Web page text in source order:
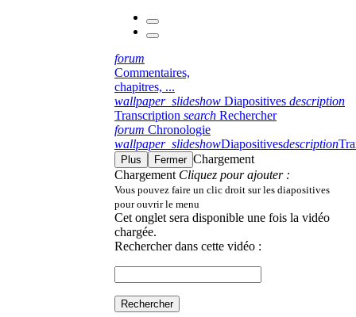
forum
Commentaires,
chapitres, ...
wallpaper_slideshow Diapositives description
Transcription search Rechercher
forum Chronologie
wallpaper_slideshowDiapositivesdescription
Plus Fermer Chargement
Chargement Cliquez pour ajouter :
Vous pouvez faire un clic droit sur les diapositives
pour ouvrir le menu
Cet onglet sera disponible une fois la vidéo
chargée.
Rechercher dans cette vidéo :
Rechercher